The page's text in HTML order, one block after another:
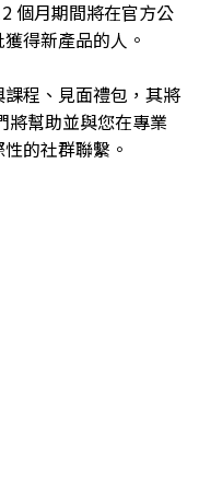
個月期間將在官方公
得新產品的人。
程、見面禮包，其將
將幫助並與您在專業
的社群聯繫。